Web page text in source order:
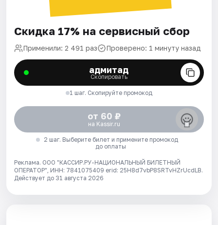
Скидка 17% на сервисный сбор
Применили: 2 491 раз Проверено: 1 минуту назад
адмитад
Скопировать
1 шаг. Скопируйте промокод
от 60 ₽
на Kassir.ru
2 шаг. Выберите билет и примените промокод
до оплаты
Реклама. ООО "КАССИР.РУ-НАЦИОНАЛЬНЫЙ БИЛЕТНЫЙ
ОПЕРАТОР", ИНН: 7841075409 erid: 25H8d7vbP8SRTvHZrUcdLB.
Действует до 31 августа 2026